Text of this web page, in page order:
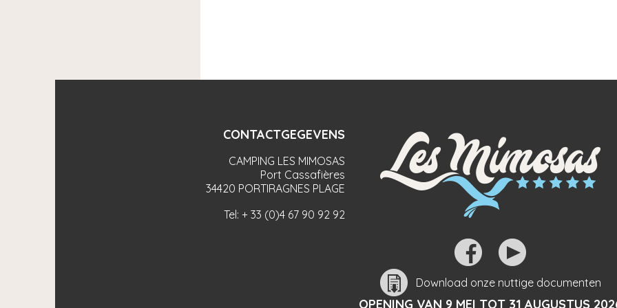
CONTACTGEGEVENS
CAMPING LES MIMOSAS
Port Cassafières
34420 PORTIRAGNES PLAGE
Tel:+ 33 (0)4 67 90 92 92
Download onze nuttige documenten
OPENING VAN 9 MEI TOT 31 AUGUSTUS